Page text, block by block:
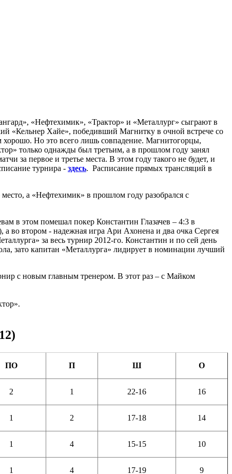
«Нефтехимик», «Трактор» и «Металлург» сыграют в
«Кельнер Хайе», победивший Магнитку в очной встрече со
Но это всего лишь совпадение. Магнитогорцы,
только однажды был третьим, а в прошлом году занял
за первое и третье места. В этом году такого не будет, и
турнира - здесь. Расписание прямых трансляций в
а «Нефтехимик» в прошлом году разобрался с
в этом помешал покер Константин Глазачев – 4:3 в
а во втором - надежная игра Ари Ахонена и два очка Сергея
за весь турнир 2012-го. Константин и по сей день
зато капитан «Металлурга» лидирует в номинации лучший
с новым главным тренером. В этот раз – с Майком
ПО П Ш О
2 1 22-16 16
1 2 17-18 14
1 4 15-15 10
1 4 17-19 9